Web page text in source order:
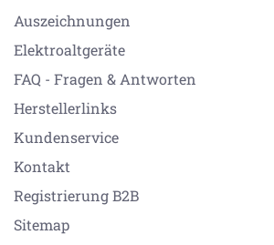
Auszeichnungen
Elektroaltgeräte
FAQ - Fragen & Antworten
Herstellerlinks
Kundenservice
Kontakt
Registrierung B2B
Sitemap